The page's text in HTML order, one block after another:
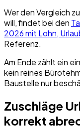
Wer den Vergleich
will, findet bei den
2026 mit Lohn,
Referenz.
Am Ende zählt ein
kein reines
Baustelle nur
Zuschläge
korrekt